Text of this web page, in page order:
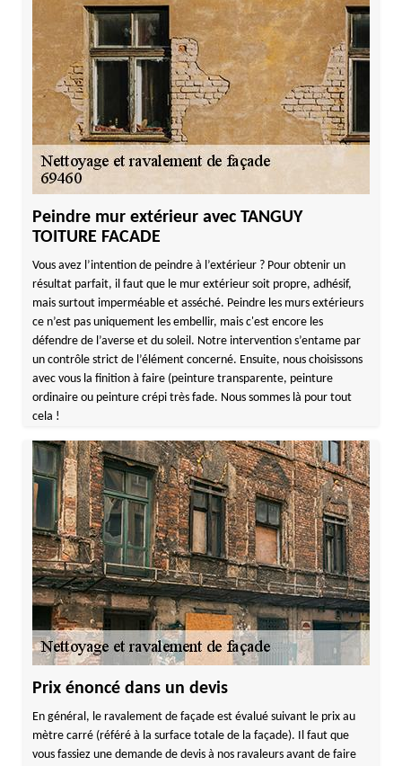
Peindre mur extérieur avec TANGUY
TOITURE FACADE
Vous avez l’intention de peindre à l’extérieur ? Pour obtenir un
résultat parfait, il faut que le mur extérieur soit propre, adhésif,
mais surtout imperméable et asséché. Peindre les murs extérieurs
ce n’est pas uniquement les embellir, mais c'est encore les
défendre de l’averse et du soleil. Notre intervention s’entame par
un contrôle strict de l’élément concerné. Ensuite, nous choisissons
avec vous la finition à faire (peinture transparente, peinture
ordinaire ou peinture crépi très fade. Nous sommes là pour tout
cela !
Prix énoncé dans un devis
En général, le ravalement de façade est évalué suivant le prix au
mètre carré (référé à la surface totale de la façade). Il faut que
vous fassiez une demande de devis à nos ravaleurs avant de faire